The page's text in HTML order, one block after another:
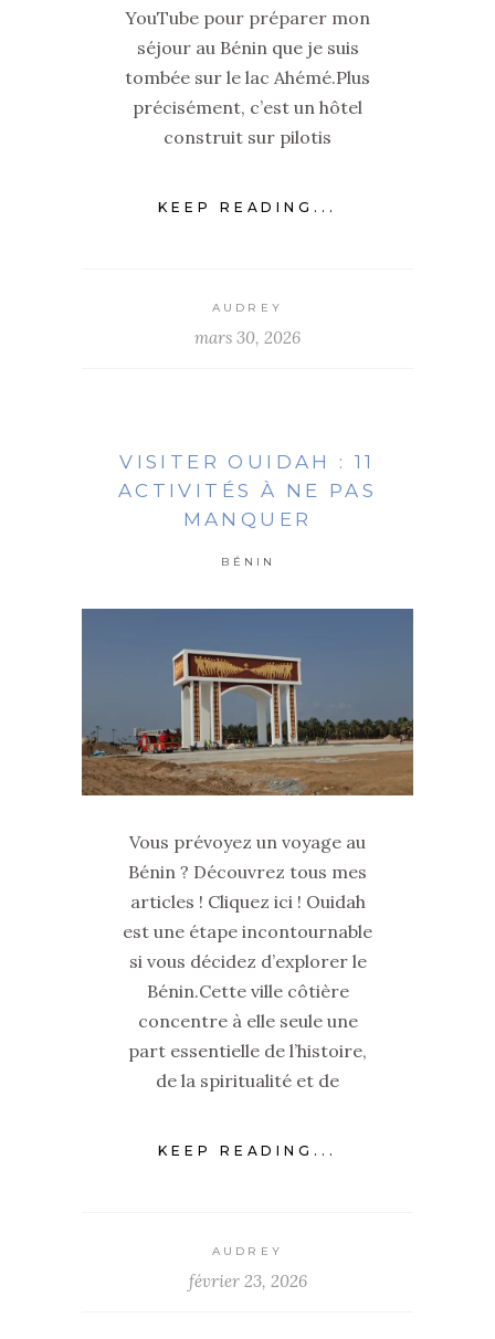
YouTube pour préparer mon
séjour au Bénin que je suis
tombée sur le lac Ahémé.Plus
précisément, c’est un hôtel
construit sur pilotis
KEEP READING...
AUDREY
mars 30, 2026
VISITER OUIDAH : 11
ACTIVITÉS À NE PAS
MANQUER
BÉNIN
Vous prévoyez un voyage au
Bénin ? Découvrez tous mes
articles ! Cliquez ici ! Ouidah
est une étape incontournable
si vous décidez d’explorer le
Bénin.Cette ville côtière
concentre à elle seule une
part essentielle de l’histoire,
de la spiritualité et de
KEEP READING...
AUDREY
février 23, 2026